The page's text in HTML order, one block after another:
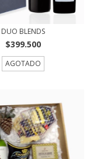
DUO BLENDS
$399.500
AGOTADO